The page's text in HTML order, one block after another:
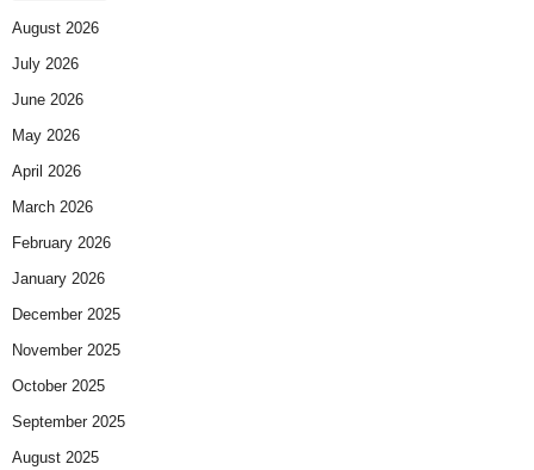
August 2026
July 2026
June 2026
May 2026
April 2026
March 2026
February 2026
January 2026
December 2025
November 2025
October 2025
September 2025
August 2025